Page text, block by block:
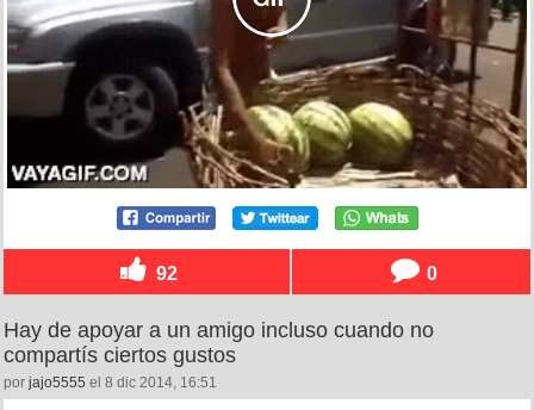
92 0
Hay de apoyar a un amigo incluso cuando no
compartís ciertos gustos
por jajo5555 el 8 dic 2014, 16:51